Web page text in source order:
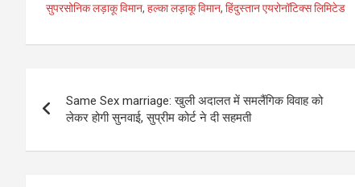
सुपरसोनिक लड़ाकू विमान, हल्का लड़ाकू विमान, हिंदुस्तान एयरोनॉटिक्स लिमिटेड
navigation
Same Sex marriage: खुली अदालत में समलैंगिक विवाह को
लेकर होगी सुनवाई, सुप्रीम कोर्ट ने दी सहमती